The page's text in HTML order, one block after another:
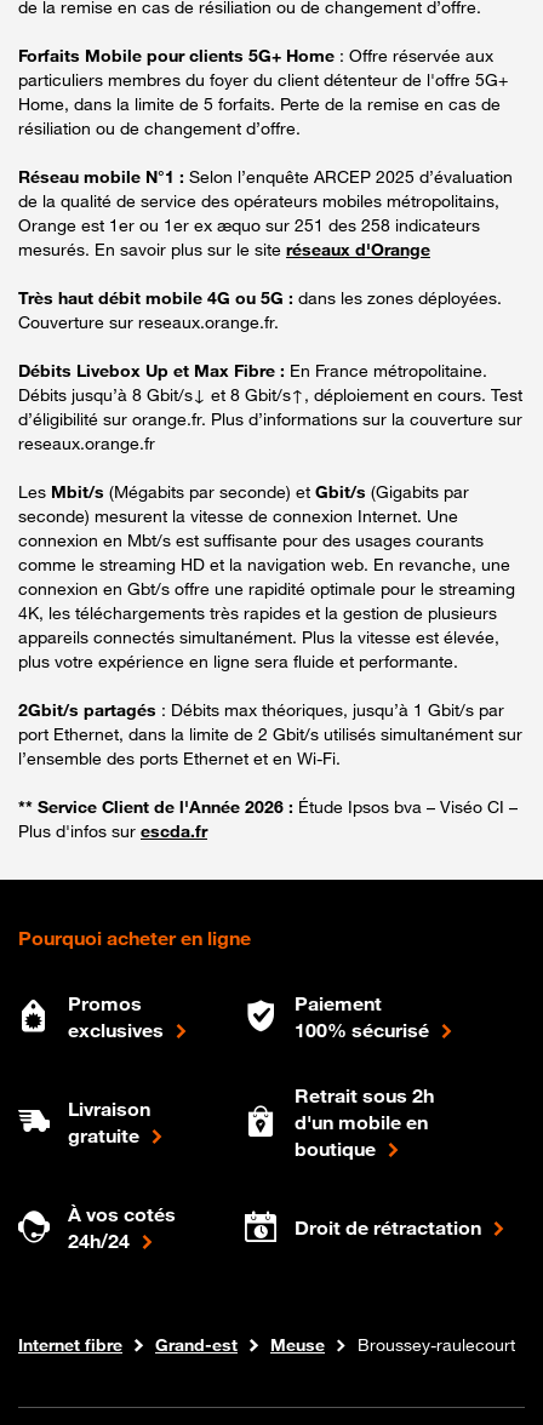
de la remise en cas de résiliation ou de changement d’offre.
Forfaits Mobile pour clients 5G+ Home : Offre réservée aux
particuliers membres du foyer du client détenteur de l'offre 5G+
Home, dans la limite de 5 forfaits. Perte de la remise en cas de
résiliation ou de changement d’offre.
Réseau mobile N°1 : Selon l’enquête ARCEP 2025 d’évaluation
de la qualité de service des opérateurs mobiles métropolitains,
Orange est 1er ou 1er ex æquo sur 251 des 258 indicateurs
mesurés. En savoir plus sur le site réseaux d'Orange
Très haut débit mobile 4G ou 5G : dans les zones déployées.
Couverture sur reseaux.orange.fr.
Débits Livebox Up et Max Fibre : En France métropolitaine.
Débits jusqu’à 8 Gbit/s↓ et 8 Gbit/s↑, déploiement en cours. Test
d’éligibilité sur orange.fr. Plus d’informations sur la couverture sur
reseaux.orange.fr
Les Mbit/s (Mégabits par seconde) et Gbit/s (Gigabits par
seconde) mesurent la vitesse de connexion Internet. Une
connexion en Mbt/s est suffisante pour des usages courants
comme le streaming HD et la navigation web. En revanche, une
connexion en Gbt/s offre une rapidité optimale pour le streaming
4K, les téléchargements très rapides et la gestion de plusieurs
appareils connectés simultanément. Plus la vitesse est élevée,
plus votre expérience en ligne sera fluide et performante.
2Gbit/s partagés : Débits max théoriques, jusqu’à 1 Gbit/s par
port Ethernet, dans la limite de 2 Gbit/s utilisés simultanément sur
l’ensemble des ports Ethernet et en Wi-Fi.
** Service Client de l'Année 2026 : Étude Ipsos bva – Viséo CI –
Plus d'infos sur escda.fr
Pourquoi acheter en ligne
Promos
exclusives
Paiement
100% sécurisé
Livraison
gratuite
Retrait sous 2h
d'un mobile en
boutique
À vos cotés
24h/24
Droit de rétractation
Boutique Orange
Internet fibre Grand-est Meuse Broussey-raulecourt